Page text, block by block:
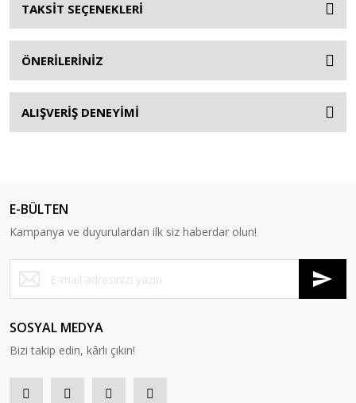
TAKSİT SEÇENEKLERİ
ÖNERİLERİNİZ
ALIŞVERİŞ DENEYİMİ
E-BÜLTEN
Kampanya ve duyurulardan ilk siz haberdar olun!
SOSYAL MEDYA
Bizi takip edin, kârlı çıkın!